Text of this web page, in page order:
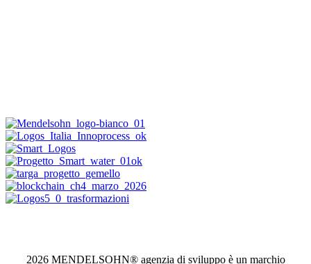
2026 MENDELSOHN® agenzia di sviluppo è un marchio